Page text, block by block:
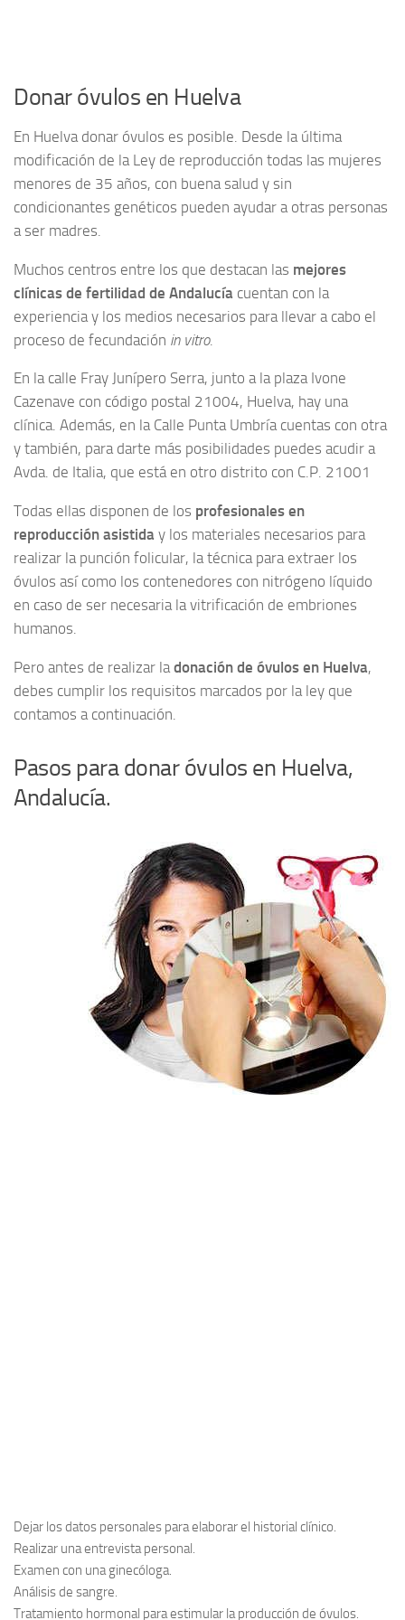
Donar óvulos en Huelva
En Huelva donar óvulos es posible. Desde la última
modificación de la Ley de reproducción todas las mujeres
menores de 35 años, con buena salud y sin
condicionantes genéticos pueden ayudar a otras personas
a ser madres.
Muchos centros entre los que destacan las mejores
clínicas de fertilidad de Andalucía cuentan con la
experiencia y los medios necesarios para llevar a cabo el
proceso de fecundación in vitro.
En la calle Fray Junípero Serra, junto a la plaza Ivone
Cazenave con código postal 21004, Huelva, hay una
clínica. Además, en la Calle Punta Umbría cuentas con otra
y también, para darte más posibilidades puedes acudir a
Avda. de Italia, que está en otro distrito con C.P. 21001
Todas ellas disponen de los profesionales en
reproducción asistida y los materiales necesarios para
realizar la punción folicular, la técnica para extraer los
óvulos así como los contenedores con nitrógeno líquido
en caso de ser necesaria la vitrificación de embriones
humanos.
Pero antes de realizar la donación de óvulos en Huelva,
debes cumplir los requisitos marcados por la ley que
contamos a continuación.
Pasos para donar óvulos en Huelva,
Andalucía.
Dejar los datos personales para elaborar el historial clínico.
Realizar una entrevista personal.
Examen con una ginecóloga.
Análisis de sangre.
Tratamiento hormonal para estimular la producción de óvulos.